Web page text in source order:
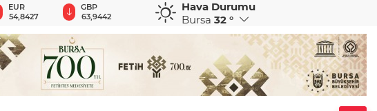
EUR
54,8427
GBP
63,9442
CHF
58,5386
CAD
33,9695
Hava Durumu
Bursa 32 °